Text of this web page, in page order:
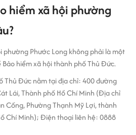
hiểm xã hội phường
phường Phước Long không phải là một
hiểm xã hội thành phố Thủ Đức.
Thủ Đức nằm tại địa chỉ: 400 đường
Lái, Thành phố Hồ Chí Minh (Địa chỉ
Cống, Phường Thạnh Mỹ Lợi, thành
Chí Minh); Điện thoại liên hệ: 0888